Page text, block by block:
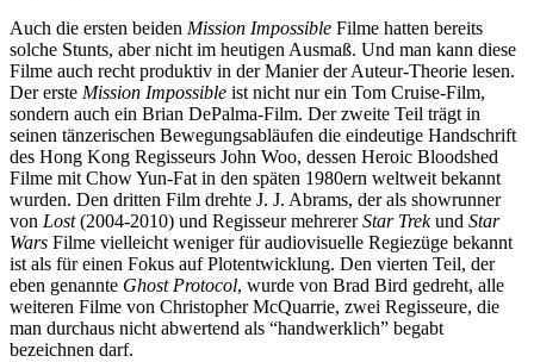
Auch die ersten beiden Mission Impossible Filme hatten bereits
solche Stunts, aber nicht im heutigen Ausmaß. Und man kann diese
Filme auch recht produktiv in der Manier der Auteur-Theorie lesen.
Der erste Mission Impossible ist nicht nur ein Tom Cruise-Film,
sondern auch ein Brian DePalma-Film. Der zweite Teil trägt in
seinen tänzerischen Bewegungsabläufen die eindeutige Handschrift
des Hong Kong Regisseurs John Woo, dessen Heroic Bloodshed
Filme mit Chow Yun-Fat in den späten 1980ern weltweit bekannt
wurden. Den dritten Film drehte J. J. Abrams, der als showrunner
von Lost(2004-2010) und Regisseur mehrererStar Trekund Star
Wars Filme vielleicht weniger für audiovisuelle Regiezüge bekannt
ist als für einen Fokus auf Plotentwicklung. Den vierten Teil, der
eben genannte Ghost Protocol, wurde von Brad Bird gedreht, alle
weiteren Filme von Christopher McQuarrie, zwei Regisseure, die
man durchaus nicht abwertend als “handwerklich” begabt
bezeichnen darf.